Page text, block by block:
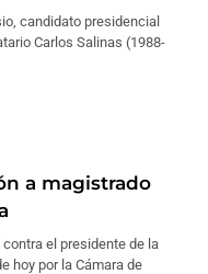
candidato presidencial
Carlos Salinas (1988-
a magistrado
el presidente de la
hoy por la Cámara de